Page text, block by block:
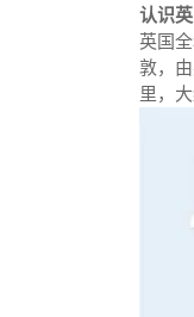
认识
英国
敦，
里，